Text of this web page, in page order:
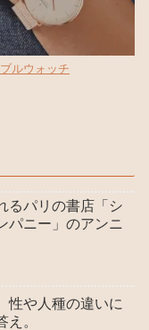
ルウォッチ
るパリの書店「シ
パニー」のアンニ
性や人種の違いに
え。